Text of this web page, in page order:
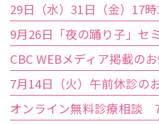
29日（水）31日（金）17
9月26日「夜の踊り子」セ
CBC WEBメディア掲載の
7月14日（火）午前休診の
オンライン無料診療相談